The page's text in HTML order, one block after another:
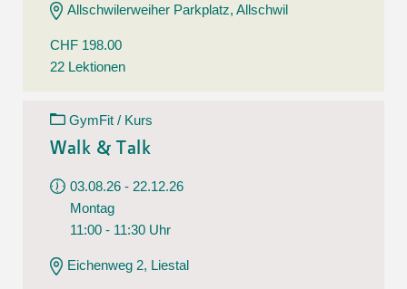
Allschwilerweiher Parkplatz, Allschwil
CHF 198.00
22 Lektionen
GymFit / Kurs
Walk & Talk
03.08.26 - 22.12.26
Montag
11:00 - 11:30 Uhr
Eichenweg 2, Liestal